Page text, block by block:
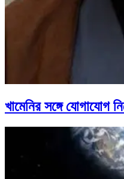
খামেনির সঙ্গে যোগাযোগ